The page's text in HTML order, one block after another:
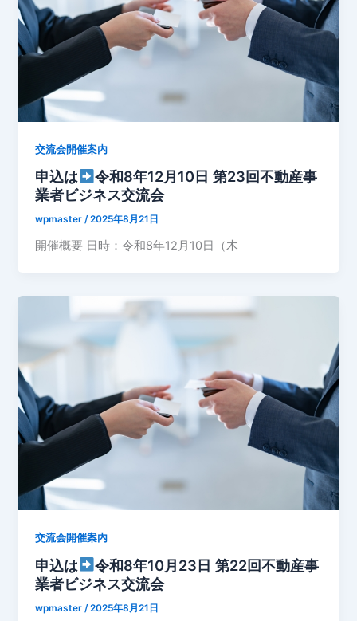
交流会開催案内
申込は
令和8年12月10日 第23回不動産事
業者ビジネス交流会
wpmaster/2025年8月21日
開催概要 日時：令和8年12月10日（木
交流会開催案内
申込は
令和8年10月23日 第22回不動産事
業者ビジネス交流会
wpmaster /2025年8月21日